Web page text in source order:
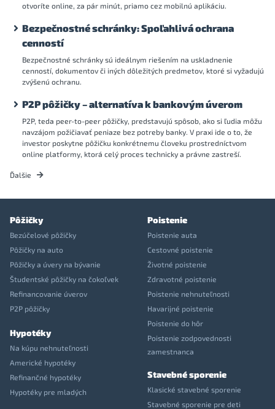
otvoríte online, za pár minút, priamo cez mobilnú aplikáciu.
Bezpečnostné schránky: Spoľahlivá ochrana
cenností
Bezpečnostné schránky sú ideálnym riešením na uskladnenie
cenností, dokumentov či iných dôležitých predmetov, ktoré si vyžadujú
zvýšenú ochranu.
P2P pôžičky – alternatíva k bankovým úverom
P2P, teda peer-to-peer pôžičky, predstavujú spôsob, ako si ľudia môžu
navzájom požičiavať peniaze bez potreby banky. V praxi ide o to, že
investor poskytne pôžičku konkrétnemu človeku prostredníctvom
online platformy, ktorá celý proces technicky a právne zastreší.
Ďalšie
Pôžičky
Bezúčelové pôžičky
Pôžičky na auto
Pôžičky a úvery na bývanie
Študentské pôžičky na čokoľvek
Refinancovanie úverov
P2P pôžičky
Hypotéky
Na kúpu nehnuteľnosti
Americké hypotéky
Refinančné hypotéky
Hypotéky pre mladých
Poistenie
Poistenie auta
Cestovné poistenie
Životné poistenie
Zdravotné poistenie
Poistenie nehnuteľnosti
Havarijné poistenie
Poistenie do hôr
Poistenie zodpovednosti
zamestnanca
Stavebné sporenie
Klasické stavebné sporenie
Stavebné sporenie pre deti